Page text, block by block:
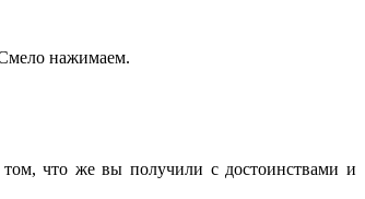
нажимаем.
что же вы получили с достоинствами и